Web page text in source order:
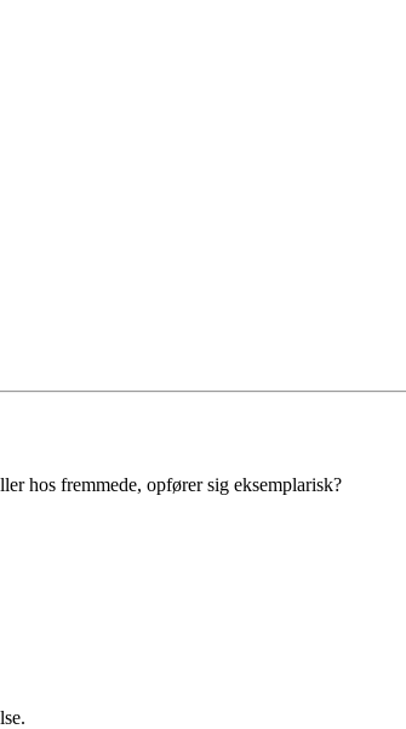
hos fremmede, opfører sig eksemplarisk?